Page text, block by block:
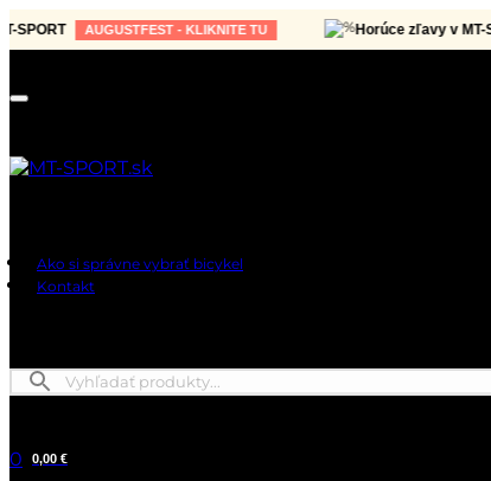
AUGUSTFEST - KLIKNITE TU Horúce zľavy v MT-SPORT
Ako si správne vybrať bicykel
Kontakt
0 0,00 €